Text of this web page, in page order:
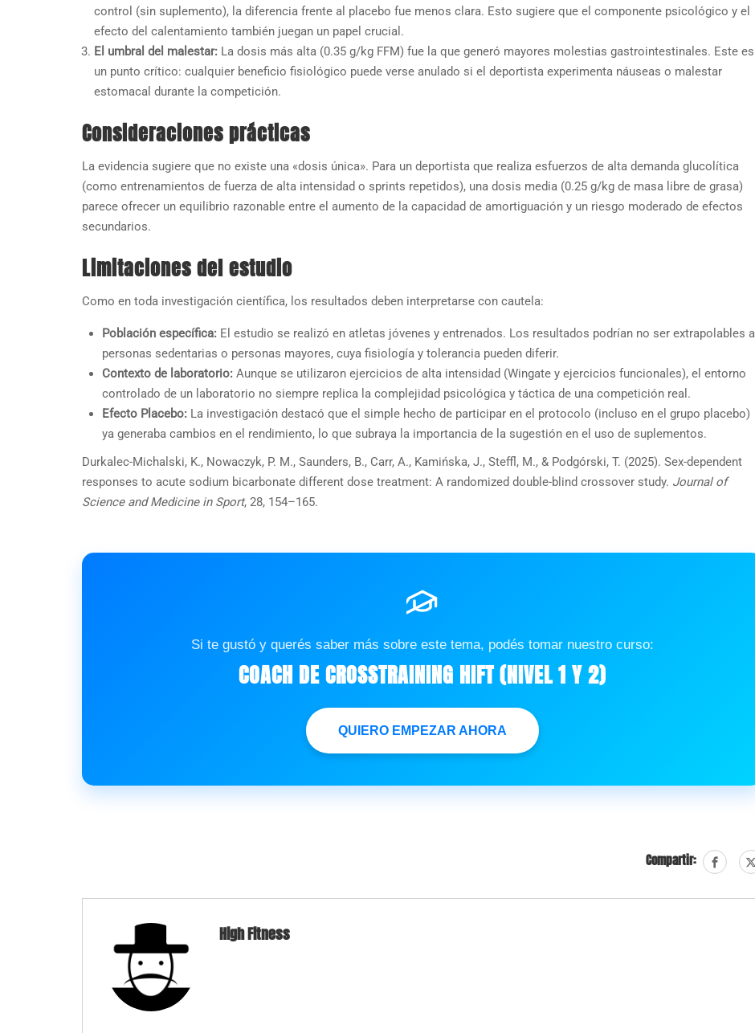
control (sin suplemento), la diferencia frente al placebo fue menos clara. Esto sugiere que el componente psicológico y el
efecto del calentamiento también juegan un papel crucial.
El umbral del malestar: La dosis más alta (0.35 g/kg FFM) fue la que generó mayores molestias gastrointestinales. Este es
un punto crítico: cualquier beneficio fisiológico puede verse anulado si el deportista experimenta náuseas o malestar
estomacal durante la competición.
Consideraciones prácticas
La evidencia sugiere que no existe una «dosis única». Para un deportista que realiza esfuerzos de alta demanda glucolítica
(como entrenamientos de fuerza de alta intensidad o sprints repetidos), una dosis media (0.25 g/kg de masa libre de grasa)
parece ofrecer un equilibrio razonable entre el aumento de la capacidad de amortiguación y un riesgo moderado de efectos
secundarios.
Limitaciones del estudio
Como en toda investigación científica, los resultados deben interpretarse con cautela:
Población específica: El estudio se realizó en atletas jóvenes y entrenados. Los resultados podrían no ser extrapolables a
personas sedentarias o personas mayores, cuya fisiología y tolerancia pueden diferir.
Contexto de laboratorio: Aunque se utilizaron ejercicios de alta intensidad (Wingate y ejercicios funcionales), el entorno
controlado de un laboratorio no siempre replica la complejidad psicológica y táctica de una competición real.
Efecto Placebo: La investigación destacó que el simple hecho de participar en el protocolo (incluso en el grupo placebo)
ya generaba cambios en el rendimiento, lo que subraya la importancia de la sugestión en el uso de suplementos.
Durkalec-Michalski, K., Nowaczyk, P. M., Saunders, B., Carr, A., Kamińska, J., Steffl, M., & Podgórski, T. (2025). Sex-dependent
responses to acute sodium bicarbonate different dose treatment: A randomized double-blind crossover study. Journal of
Science and Medicine in Sport, 28, 154–165.
Si te gustó y querés saber más sobre este tema, podés tomar nuestro curso:
COACH DE CROSSTRAINING HIFT (NIVEL 1 Y 2)
QUIERO EMPEZAR AHORA
Compartir:
High Fitness